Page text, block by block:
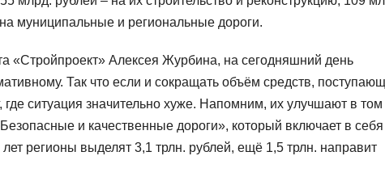
муниципальные и региональные дороги.
«Стройпроект» Алексея Журбина, на сегодняшний день
Так что если и сокращать объём средств,
ситуация значительно хуже. Напомним, их улучшают в том
и качественные дороги», который включает в
регионы выделят 3,1 трлн. рублей, ещё 1,5 трлн. направит